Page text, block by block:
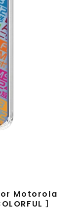
for Motorola
］